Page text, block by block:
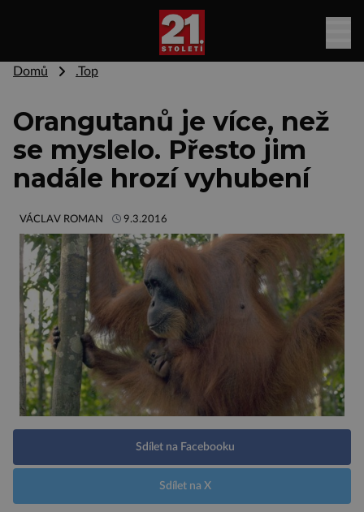
Domů .Top
Orangutanů je více, než
se myslelo. Přesto jim
nadále hrozí vyhubení
VÁCLAV ROMAN 9.3.2016
Sdílet na Facebooku
Sdílet na X